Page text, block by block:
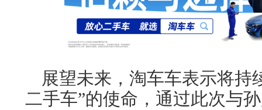
展望未来，淘车车表示将持
二手车”的使命，通过此次与